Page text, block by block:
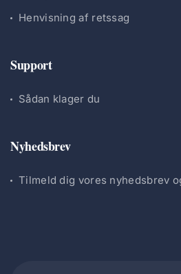
Henvisning af retssag
Support
Sådan klager du
Nyhedsbrev
Tilmeld dig vores nyhedsbrev